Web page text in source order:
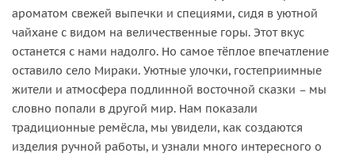
ароматом свежей выпечки и специями, сидя в уютной
чайхане с видом на величественные горы. Этот вкус
останется с нами надолго. Но самое тёплое впечатление
оставило село Мираки. Уютные улочки, гостеприимные
жители и атмосфера подлинной восточной сказки – мы
словно попали в другой мир. Нам показали
традиционные ремёсла, мы увидели, как создаются
изделия ручной работы, и узнали много интересного о